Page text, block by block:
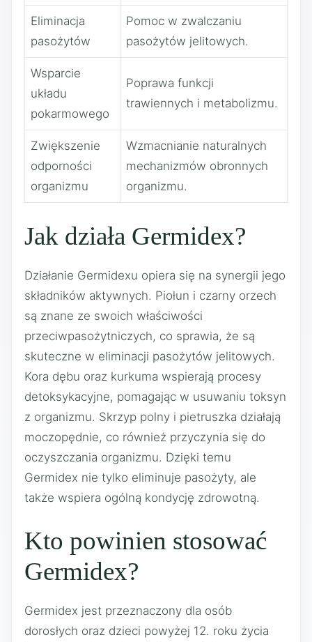
Eliminacja
pasożytów
Pomoc w zwalczaniu
pasożytów jelitowych.
Wsparcie
układu
pokarmowego
Poprawa funkcji
trawiennych i metabolizmu.
Zwiększenie
odporności
organizmu
Wzmacnianie naturalnych
mechanizmów obronnych
organizmu.
Jak działa Germidex?
Działanie Germidexu opiera się na synergii jego
składników aktywnych. Piołun i czarny orzech
są znane ze swoich właściwości
przeciwpasożytniczych, co sprawia, że są
skuteczne w eliminacji pasożytów jelitowych.
Kora dębu oraz kurkuma wspierają procesy
detoksykacyjne, pomagając w usuwaniu toksyn
z organizmu. Skrzyp polny i pietruszka działają
moczopędnie, co również przyczynia się do
oczyszczania organizmu. Dzięki temu
Germidex nie tylko eliminuje pasożyty, ale
także wspiera ogólną kondycję zdrowotną.
Kto powinien stosować
Germidex?
Germidex jest przeznaczony dla osób
dorosłych oraz dzieci powyżej 12. roku życia